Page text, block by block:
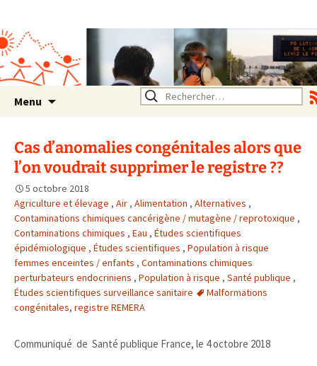
Rhône Alpes
Un environnement sain pour
la santé de tous
Menu Rechercher :
Cas d’anomalies congénitales alors que
l’on voudrait supprimer le registre ??
5 octobre 2018
Agriculture et élevage , Air , Alimentation , Alternatives ,
Contaminations chimiques cancérigène / mutagène / reprotoxique ,
Contaminations chimiques , Eau , Études scientifiques
épidémiologique , Études scientifiques , Population à risque
femmes enceintes / enfants , Contaminations chimiques
perturbateurs endocriniens , Population à risque , Santé publique ,
Études scientifiques surveillance sanitaire
Malformations
congénitales, registre REMERA
Communiqué de Santé publique France, le 4 octobre 2018